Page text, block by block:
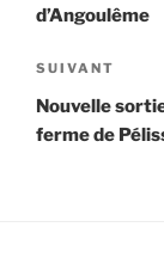
d’Angoulême
Article
suivant
SUIVANT
Nouvelle
ferme de